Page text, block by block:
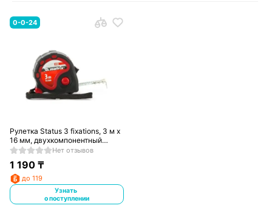
0-0-24
Рулетка Status 3 fixations, 3 м х
16 мм, двухкомпонентный
корпус, 3 фиксации ленты//
Нет отзывов
1 190₸
до 119
Узнать
о поступлении